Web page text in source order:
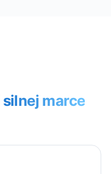
silnej marce